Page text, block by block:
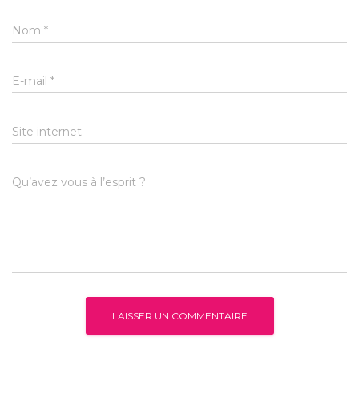
Nom *
E-mail *
Site internet
Qu’avez vous à l’esprit ?